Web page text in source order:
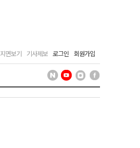
지면보기 기사제보 로그인 회원가입